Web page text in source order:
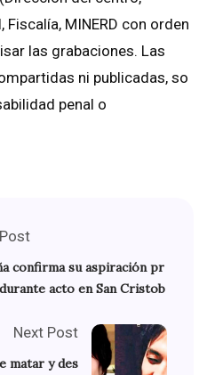
MINERD con orden
las grabaciones. Las
ni publicadas, so
penal o
confirma su aspiración pr
acto en San Cristob
Next Post
matar y des